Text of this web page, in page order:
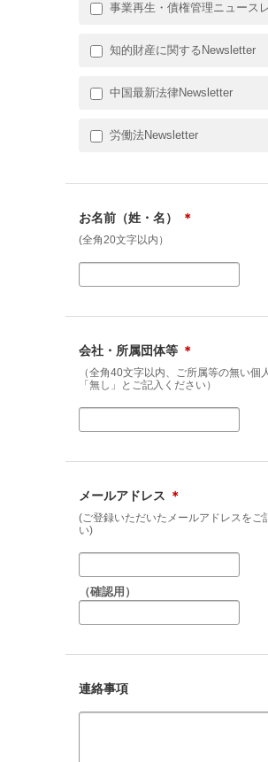
事業再生・債権管理ニュース
知的財産に関するNewsletter
中国最新法律Newsletter
労働法Newsletter
お名前（姓・名） ＊
(全角20文字以内）
会社・所属団体等 ＊
（全角40文字以内、ご所属等の無い個
「無し」とご記入ください）
メールアドレス ＊
(ご登録いただいたメールアドレスをご
い)
（確認用）
連絡事項